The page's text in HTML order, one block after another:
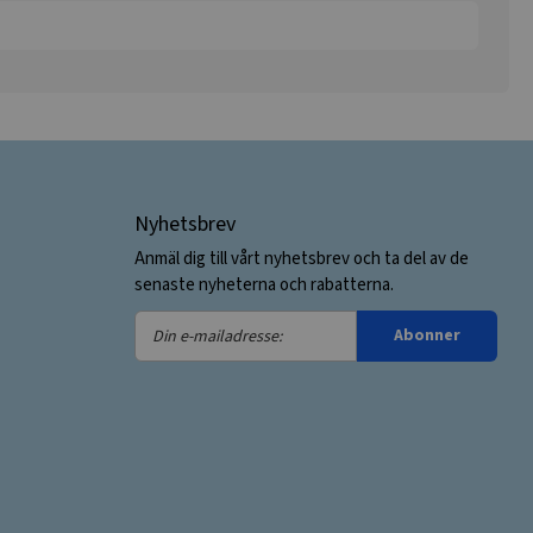
Nyhetsbrev
Anmäl dig till vårt nyhetsbrev och ta del av de
senaste nyheterna och rabatterna.
Din
e-
Abonner